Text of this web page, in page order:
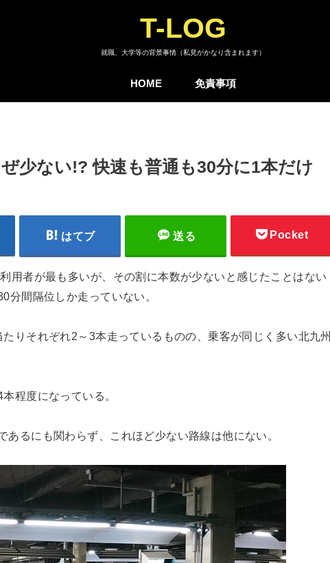
T-LOG
就職、大学等の背景事情（私見がかなり含まれます）
HOME 免責事項
少ない!? 快速も普通も30分に1本だけ
はてブ 送る Pocket
用者が最も多いが、その割に本数が少ないと感じたことはない
分間隔位しか走っていない。
りそれぞれ2～3本走っているものの、乗客が同じく多い北九州
程度になっている。
るにも関わらず、これほど少ない路線は他にない。